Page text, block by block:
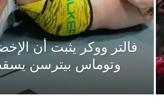
فالتر ووكر يثبت أن
وتوماس بيترسن